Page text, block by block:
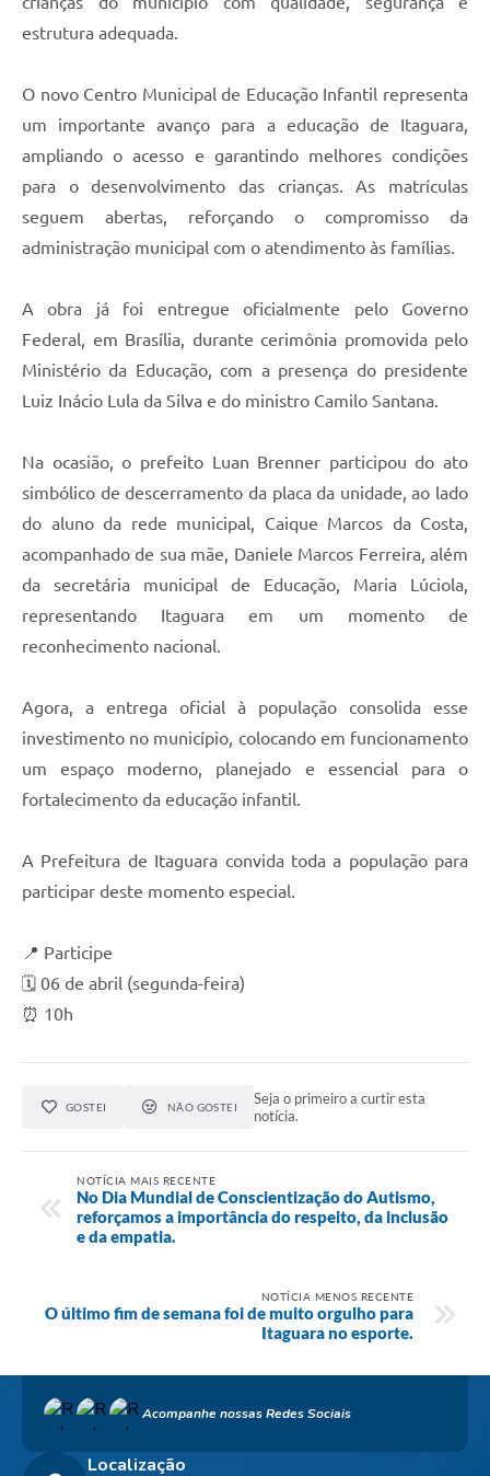
estrutura adequada.
O novo Centro Municipal de Educação Infantil representa
um importante avanço para a educação de Itaguara,
ampliando o acesso e garantindo melhores condições
para o desenvolvimento das crianças. As matrículas
seguem abertas, reforçando o compromisso da
administração municipal com o atendimento às famílias.
A obra já foi entregue oficialmente pelo Governo
Federal, em Brasília, durante cerimônia promovida pelo
Ministério da Educação, com a presença do presidente
Luiz Inácio Lula da Silva e do ministro Camilo Santana.
Na ocasião, o prefeito Luan Brenner participou do ato
simbólico de descerramento da placa da unidade, ao lado
do aluno da rede municipal, Caique Marcos da Costa,
acompanhado de sua mãe, Daniele Marcos Ferreira, além
da secretária municipal de Educação, Maria Lúciola,
representando Itaguara em um momento de
reconhecimento nacional.
Agora, a entrega oficial à população consolida esse
investimento no município, colocando em funcionamento
um espaço moderno, planejado e essencial para o
fortalecimento da educação infantil.
A Prefeitura de Itaguara convida toda a população para
participar deste momento especial.
📍 Participe
🗓️ 06 de abril (segunda-feira)
⏰ 10h
GOSTEI NÃO GOSTEI
Seja o primeiro a curtir esta
notícia.
NOTÍCIA MAIS RECENTE
No Dia Mundial de Conscientização do Autismo,
reforçamos a importância do respeito, da inclusão
e da empatia.
NOTÍCIA MENOS RECENTE
O último fim de semana foi de muito orgulho para
Itaguara no esporte.
Acompanhe nossas Redes Sociais
Localização